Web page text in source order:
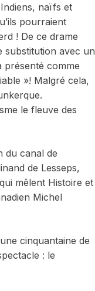
naïfs et
pourraient
! De ce drame
substitution avec un
présenté comme
»! Malgré cela,
le fleuve des
du canal de
de Lesseps,
mêlent Histoire et
Michel
cinquantaine de
: le